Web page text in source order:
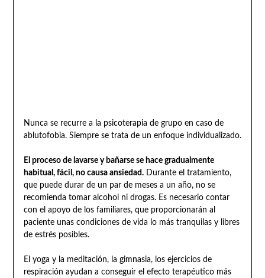
Nunca se recurre a la psicoterapia de grupo en caso de
ablutofobia. Siempre se trata de un enfoque individualizado.
El proceso de lavarse y bañarse se hace gradualmente
habitual, fácil, no causa ansiedad.Durante el tratamiento,
que puede durar de un par de meses a un año, no se
recomienda tomar alcohol ni drogas. Es necesario contar
con el apoyo de los familiares, que proporcionarán al
paciente unas condiciones de vida lo más tranquilas y libres
de estrés posibles.
El yoga y la meditación, la gimnasia, los ejercicios de
respiración ayudan a conseguir el efecto terapéutico más